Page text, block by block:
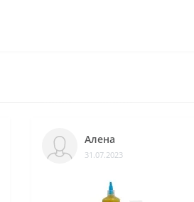
Алена
31.07.2023